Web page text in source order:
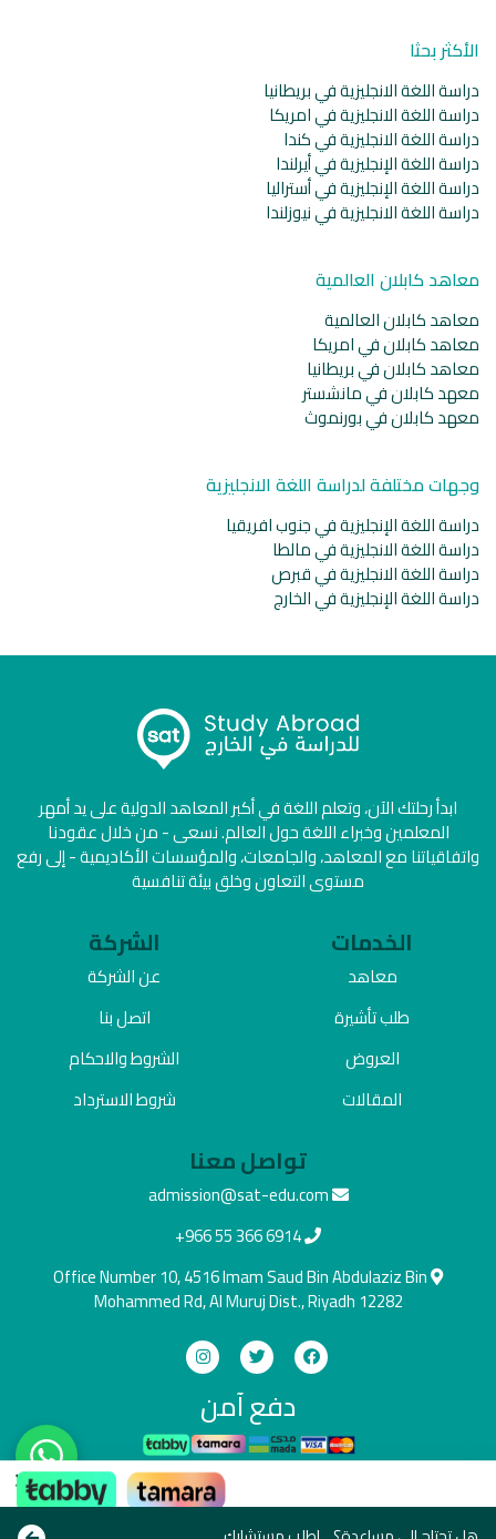
الأكثر بحثا
دراسة اللغة الانجليزية في بريطانيا
دراسة اللغة الانجليزية في امريكا
دراسة اللغة الانجليزية في كندا
دراسة اللغة الإنجليزية في أيرلندا
دراسة اللغة الإنجليزية في أستراليا
دراسة اللغة الانجليزية في نيوزلندا
معاهد كابلان العالمية
معاهد كابلان العالمية
معاهد كابلان في امريكا
معاهد كابلان في بريطانيا
معهد كابلان في مانشستر
معهد كابلان في بورنموث
وجهات مختلفة لدراسة اللغة الانجليزية
دراسة اللغة الإنجليزية في جنوب افريقيا
دراسة اللغة الانجليزية في مالطا
دراسة اللغة الانجليزية في قبرص
دراسة اللغة الإنجليزية في الخارج
ابدأ رحلتك الآن، وتعلم اللغة في أكبر المعاهد الدولية على يد أمهر
المعلمين وخبراء اللغة حول العالم. نسعى - من خلال عقودنا
واتفاقياتنا مع المعاهد، والجامعات، والمؤسسات الأكاديمية - إلى رفع
مستوى التعاون وخلق بيئة تنافسية
الخدمات
معاهد
طلب تأشيرة
العروض
المقالات
الشركة
عن الشركة
اتصل بنا
الشروط والاحكام
شروط الاسترداد
تواصل معنا
admission@sat-edu.com
+966 55 366 6914
Office Number 10, 4516 Imam Saud Bin Abdulaziz Bin
Mohammed Rd, Al Muruj Dist., Riyadh 12282
دفع آمن
Copyright © All rights reserve 2021
×